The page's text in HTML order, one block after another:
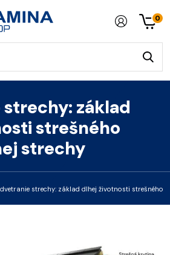
0
základ
strešného
strechy
strechy: základ dlhej životnosti strešného